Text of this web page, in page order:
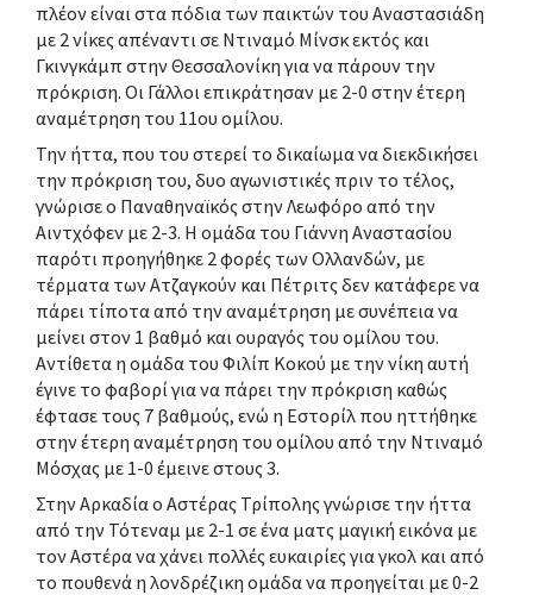
πλέον είναι στα πόδια των παικτών του Αναστασιάδη
με 2 νίκες απέναντι σε Ντιναμό Μίνσκ εκτός και
Γκινγκάμπ στην Θεσσαλονίκη για να πάρουν την
πρόκριση. Οι Γάλλοι επικράτησαν με 2-0 στην έτερη
αναμέτρηση του 11ου ομίλου.
Την ήττα, που του στερεί το δικαίωμα να διεκδικήσει
την πρόκριση του, δυο αγωνιστικές πριν το τέλος,
γνώρισε ο Παναθηναϊκός στην Λεωφόρο από την
Αιντχόφεν με 2-3. Η ομάδα του Γιάννη Αναστασίου
παρότι προηγήθηκε 2 φορές των Ολλανδών, με
τέρματα των Ατζαγκούν και Πέτριτς δεν κατάφερε να
πάρει τίποτα από την αναμέτρηση με συνέπεια να
μείνει στον 1 βαθμό και ουραγός του ομίλου του.
Αντίθετα η ομάδα του Φιλίπ Κοκού με την νίκη αυτή
έγινε το φαβορί για να πάρει την πρόκριση καθώς
έφτασε τους 7 βαθμούς, ενώ η Εστορίλ που ηττήθηκε
στην έτερη αναμέτρηση του ομίλου από την Ντιναμό
Μόσχας με 1-0 έμεινε στους 3.
Στην Αρκαδία ο Αστέρας Τρίπολης γνώρισε την ήττα
από την Τότεναμ με 2-1 σε ένα ματς μαγική εικόνα με
τον Αστέρα να χάνει πολλές ευκαιρίες για γκολ και από
το πουθενά η λονδρέζικη ομάδα να προηγείται με 0-2